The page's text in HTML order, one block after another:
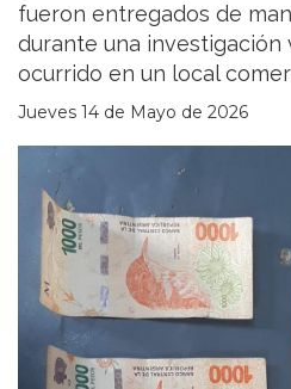
fueron entregados de
durante una investigación
ocurrido en un local
Jueves 14 de Mayo de 2026